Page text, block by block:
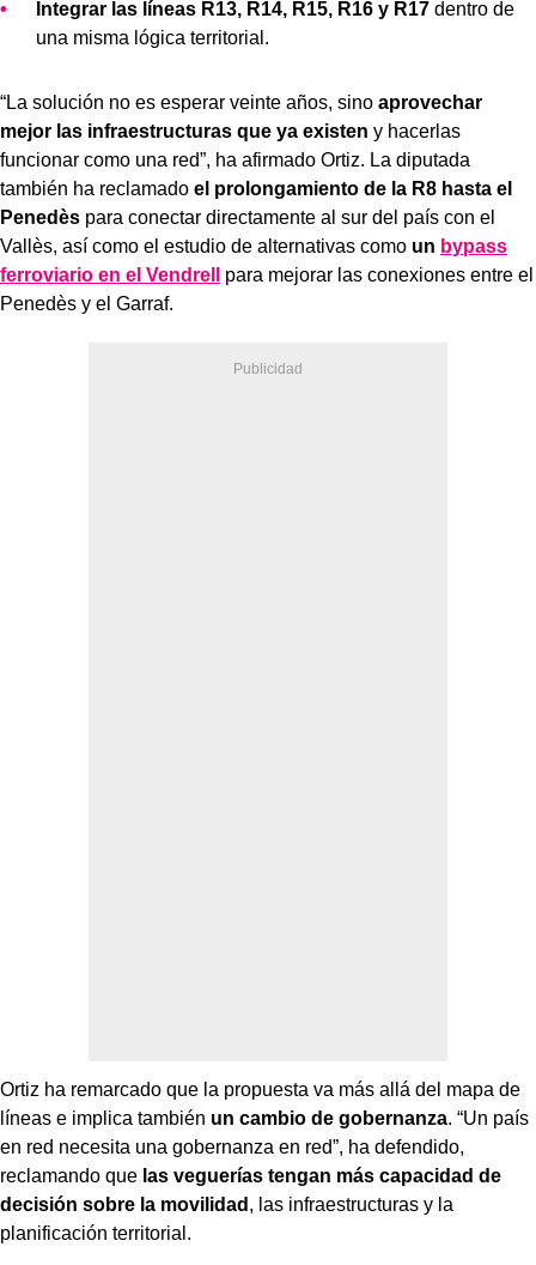
Integrar las líneas R13, R14, R15, R16 y R17 dentro de
una misma lógica territorial.
“La solución no es esperar veinte años, sino aprovechar
mejor las infraestructuras que ya existen y hacerlas
funcionar como una red”, ha afirmado Ortiz. La diputada
también ha reclamado el prolongamiento de la R8 hasta el
Penedès para conectar directamente al sur del país con el
Vallès, así como el estudio de alternativas como un bypass
ferroviario en el Vendrell
para mejorar las conexiones entre el
Penedès y el Garraf.
Ortiz ha remarcado que la propuesta va más allá del mapa de
líneas e implica también un cambio de gobernanza. “Un país
en red necesita una gobernanza en red”, ha defendido,
reclamando que las veguerías tengan más capacidad de
decisión sobre la movilidad , las infraestructuras y la
planificación territorial.